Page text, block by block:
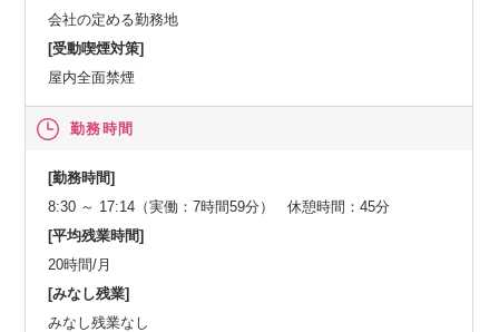
会社の定める勤務地
[受動喫煙対策]
屋内全面禁煙
勤務時間
[勤務時間]
8:30 ～ 17:14（実働：7時間59分） 休憩時間：45分
[平均残業時間]
20時間/月
[みなし残業]
みなし残業なし